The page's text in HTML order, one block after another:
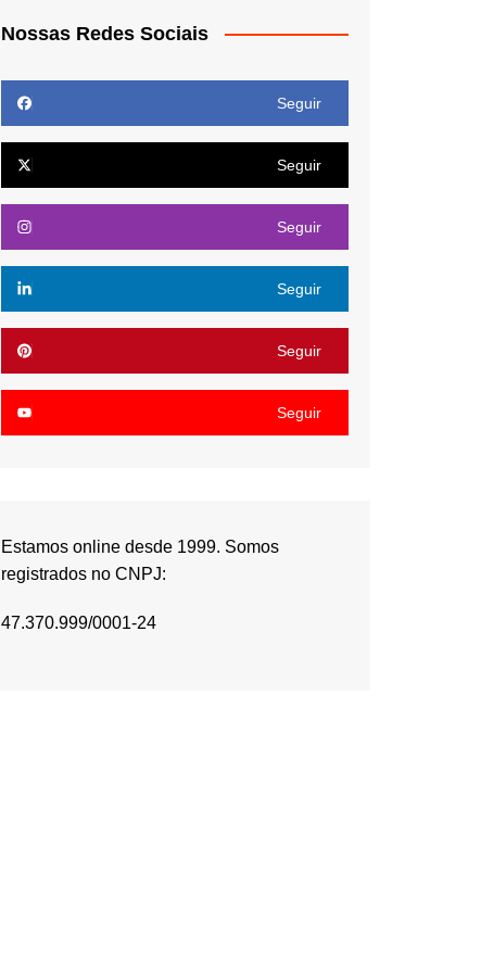
Nossas Redes Sociais
Seguir
Seguir
Seguir
Seguir
Seguir
Seguir
Estamos online desde 1999. Somos
registrados no CNPJ:
47.370.999/0001-24